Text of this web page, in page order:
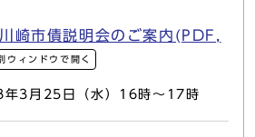
崎市債説明会のご案内(PDF,
ウィンドウで開く
年3月25日（水）16時～17時